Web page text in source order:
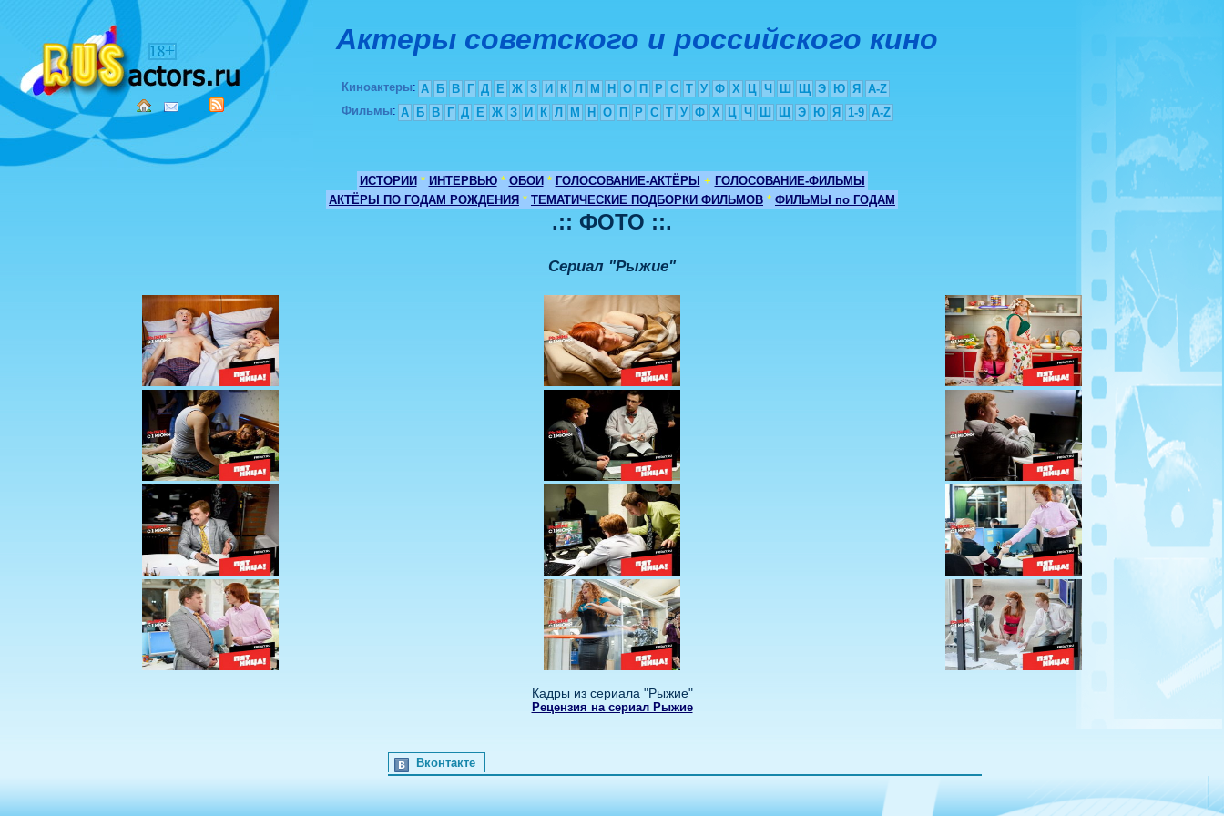
Актеры советского и российского кино
Киноактеры: А Б В Г Д Е Ж З И К Л М Н О П Р С Т У Ф Х Ц Ч Ш Щ Э Ю Я
A-Z
Фильмы: А Б В Г Д Е Ж З И К Л М Н О П Р С Т У Ф Х Ц Ч Ш Щ Э Ю Я 1-9 A-Z
ИСТОРИИ * ИНТЕРВЬЮ * ОБОИ * ГОЛОСОВАНИЕ-АКТЁРЫ + ГОЛОСОВАНИЕ-ФИЛЬМЫ
АКТЁРЫ ПО ГОДАМ РОЖДЕНИЯ * ТЕМАТИЧЕСКИЕ ПОДБОРКИ ФИЛЬМОВ * ФИЛЬМЫ по ГОДАМ
.:: ФОТО ::.
Сериал "Рыжие"
Кадры из сериала "Рыжие"
Рецензия на сериал Рыжие
Вконтакте